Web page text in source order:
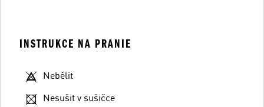
INSTRUKCE NA PRANIE
Nebělit
Nesušit v sušičce